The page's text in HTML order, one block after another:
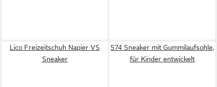
Lico Freizeitschuh Napier VS
Sneaker
574 Sneaker mit Gummilaufsohle,
für Kinder entwickelt